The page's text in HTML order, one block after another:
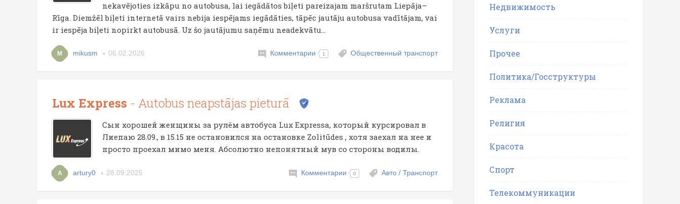
nekavējoties izkāpu no autobusa, lai iegādātos biļeti pareizajam maršrutam Liepāja–
Rīga. Diemžēl biļeti internetā vairs nebija iespējams iegādāties, tāpēc jautāju autobusa vadītājam, vai
ir iespēja biļeti nopirkt autobusā. Uz šo jautājumu saņēmu neadekvātu...
M mikusm 06.02.2026 Комментарии 1 Общественный транспорт
Lux Express - Autobus neapstājas pieturā
Сын хорошей женщины за рулём автобуса Lux Expressa, который курсировал в
Лиепаю 28.09., в 15.15 не остановился на остановке Zolitūdes , хотя заехал на нее и
просто проехал мимо меня. Абсолютно непонятный мув со стороны водилы.
A artury0 28.09.2025 Комментарии 0 Авто / Транспорт
Недвижимость
Услуги
Прочее
Политика/Госструктуры
Реклама
Религия
Красота
Спорт
Телекоммуникации